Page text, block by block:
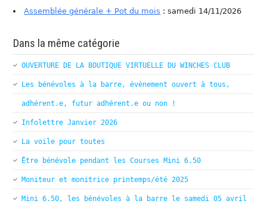
Assemblée générale + Pot du mois : samedi 14/11/2026
Dans la même catégorie
OUVERTURE DE LA BOUTIQUE VIRTUELLE DU WINCHES CLUB
Les bénévoles à la barre, évènement ouvert à tous,
adhérent.e, futur adhérent.e ou non !
Infolettre Janvier 2026
La voile pour toutes
Être bénévole pendant les Courses Mini 6.50
Moniteur et monitrice printemps/été 2025
Mini 6.50, les bénévoles à la barre le samedi 05 avril